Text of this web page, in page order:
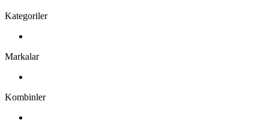
Kategoriler
Markalar
Kombinler